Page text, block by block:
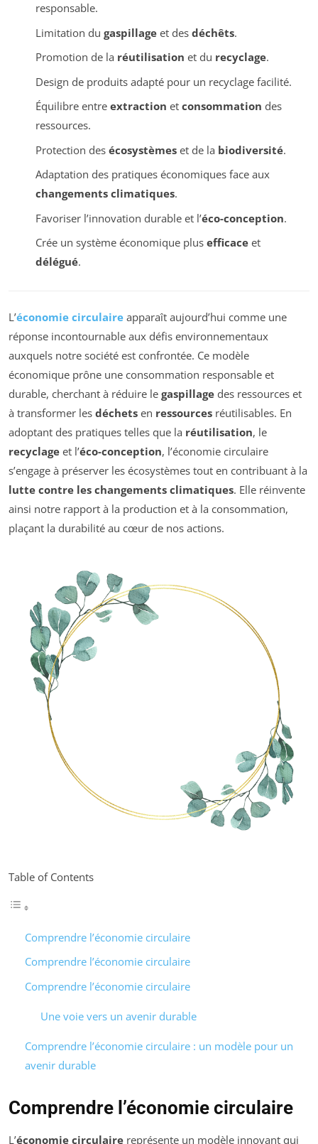
responsable.
Limitation du gaspillageet des déchêts.
Promotion de la réutilisation et du recyclage.
Design de produits adapté pour un recyclage facilité.
Équilibre entre extraction et consommation des
ressources.
Protection des écosystèmeset de la biodiversité.
Adaptation des pratiques économiques face aux
changements climatiques.
Favoriser l’innovation durable et l’éco-conception.
Crée un système économique plus efficaceet
délégué.
L’économie circulaire apparaît aujourd’hui comme une
réponse incontournable aux défis environnementaux
auxquels notre société est confrontée. Ce modèle
économique prône une consommation responsable et
durable, cherchant à réduire le gaspillage des ressources et
à transformer les déchets en ressources réutilisables. En
adoptant des pratiques telles que la réutilisation, le
recyclage et l’éco-conception, l’économie circulaire
s’engage à préserver les écosystèmes tout en contribuant à la
lutte contre les changements climatiques. Elle réinvente
ainsi notre rapport à la production et à la consommation,
plaçant la durabilité au cœur de nos actions.
Table of Contents
Comprendre l’économie circulaire
Comprendre l’économie circulaire
Comprendre l’économie circulaire
Une voie vers un avenir durable
Comprendre l’économie circulaire : un modèle pour un
avenir durable
Comprendre l’économie circulaire
L’économie circulaire représente un modèle innovant qui